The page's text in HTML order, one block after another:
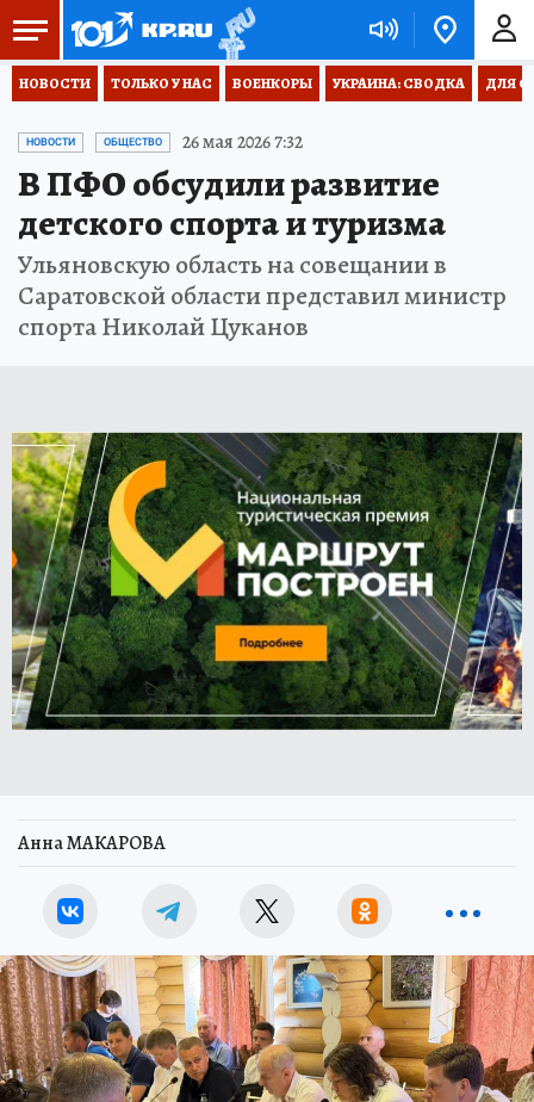
НОВОСТИ ТОЛЬКО У НАС ВОЕНКОРЫ УКРАИНА: СВОДКА ДЛЯ
НОВОСТИ ОБЩЕСТВО 26 мая 2026 7:32
В ПФО обсудили развитие
детского спорта и туризма
Ульяновскую область на совещании в
Саратовской области представил министр
спорта Николай Цуканов
Анна МАКАРОВА